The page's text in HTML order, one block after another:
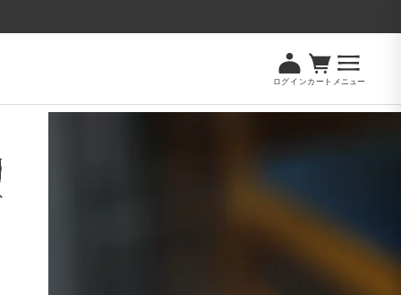
ログイン カート メニュー